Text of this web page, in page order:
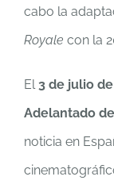
cabo la
Royale con la
El3 de julio de
Adelantado
noticia en